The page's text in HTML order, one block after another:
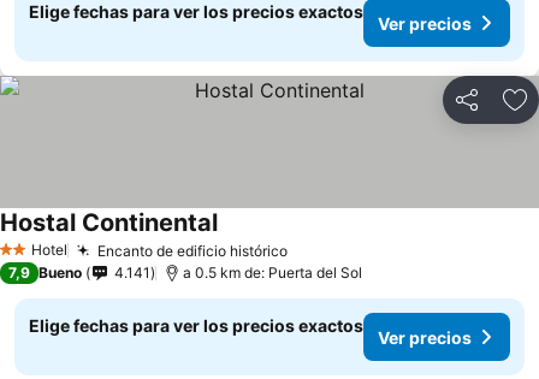
Elige fechas para ver los precios exactos
Ver precios
Compartir
2 Estrellas
Hotel Encanto de edificio históricoVer precios
Hostal ContinentalVer precios
7,9 Bueno 4.141 a 0.5 km de: Puerta del Sol
Elige fechas para ver los precios exactos
Ver precios